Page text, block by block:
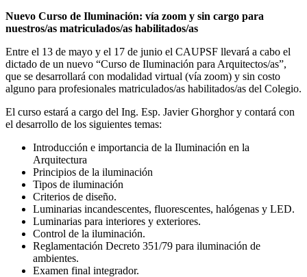
Nuevo Curso de Iluminación: vía zoom y sin cargo para
nuestros/as matriculados/as habilitados/as
Entre el 13 de mayo y el 17 de junio el CAUPSF llevará a cabo el
dictado de un nuevo “Curso de Iluminación para Arquitectos/as”,
que se desarrollará con modalidad virtual (vía zoom) y sin costo
alguno para profesionales matriculados/as habilitados/as del Colegio.
El curso estará a cargo del Ing. Esp. Javier Ghorghor y contará con
el desarrollo de los siguientes temas:
Introducción e importancia de la Iluminación en la
Arquitectura
Principios de la iluminación
Tipos de iluminación
Criterios de diseño.
Luminarias incandescentes, fluorescentes, halógenas y LED.
Luminarias para interiores y exteriores.
Control de la iluminación.
Reglamentación Decreto 351/79 para iluminación de
ambientes.
Examen final integrador.